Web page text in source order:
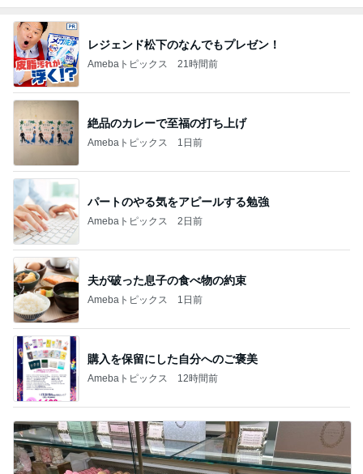
レジェンド松下のなんでもプレゼン！
Amebaトピックス 21時間前
絶品のカレーで至福の打ち上げ
Amebaトピックス 1日前
パートのやる気をアピールする勉強
Amebaトピックス 2日前
夫が破った息子の食べ物の約束
Amebaトピックス 1日前
購入を保留にした自分へのご褒美
Amebaトピックス 12時間前